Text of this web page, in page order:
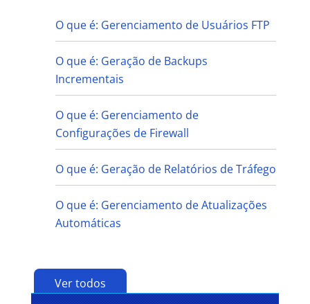
O que é: Gerenciamento de Usuários FTP
O que é: Geração de Backups
Incrementais
O que é: Gerenciamento de
Configurações de Firewall
O que é: Geração de Relatórios de Tráfego
O que é: Gerenciamento de Atualizações
Automáticas
Ver todos